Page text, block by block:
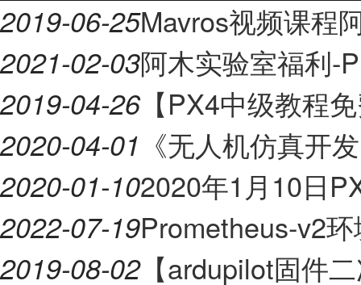
2019-06-25Mavros视频课程
2021-02-03阿木实验室福利-
2019-04-26【PX4中级教程
2020-04-01 《无人机仿真开
2020-01-102020年1月10日
2022-07-19Prometheus-v2
2019-08-02【ardupilot固件